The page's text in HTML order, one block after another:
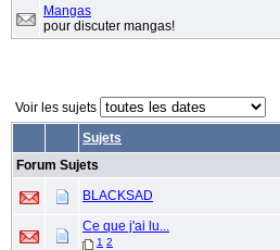
Mangas
pour discuter mangas!
Voir les sujets
Sujets
Forum Sujets
BLACKSAD
Ce que j'ai lu...
1 2